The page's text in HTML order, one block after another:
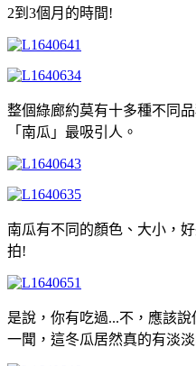
2到3個月的時間!
整個綠廊約莫有十多種不同
「南瓜」最吸引人。
南瓜有不同的顏色、大小，
拍!
是說，你有吃過...不，應該
一聞，這冬瓜居然真的有淡